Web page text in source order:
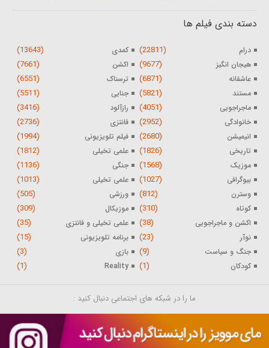
دسته بندی فیلم ها
درام (22811) کمدی (13643)
هیجان انگیز (9677) اکشن (7661)
عاشقانه (6871) ترسناک (6551)
مستند (5821) جنایی (5511)
ماجراجویی (4051) رازآلود (3416)
خانوادگی (2952) فانتزی (2736)
انیمیشن (2680) فیلم تلویزیونی (1994)
تاریخی (1826) علمی تخیلی (1812)
موزیک (1568) جنگی (1136)
بیوگرافی (1027) علمی تخیلی (1013)
وسترن (812) ورزشی (505)
کوتاه (310) موزیکال (309)
اکشن و ماجراجویی (38) علمی تخیلی و فانتزی (35)
نوآر (23) برنامه تلویزیونی (15)
جنگ و سیاست (9) بازی (3)
کودکان (1)
Reality
(1)
ما را در شبکه های اجتماعی دنبال کنید :